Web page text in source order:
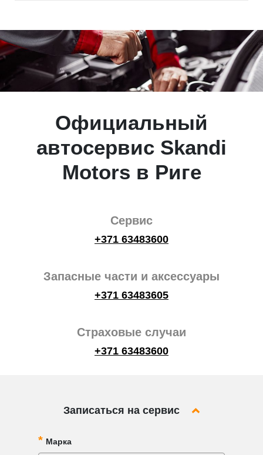
Официальный
автосервис Skandi
Motors в Риге
Сервис
+371 63483600
Запасные части и аксессуары
+371 63483605
Страховые случаи
+371 63483600
Записаться на сервис
Марка